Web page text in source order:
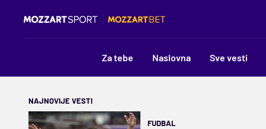
Za tebe Naslovna Sve vesti
NAJNOVIJE VESTI
FUDBAL